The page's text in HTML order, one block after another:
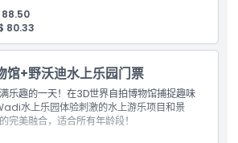
主题区：幻象区、阿拉伯区、埃及区、水世
作世界、幻想区、丛林区和幽默区
的拍照机会，友好的工作人员提供摆姿建
馆享用轻食
园单次入场，畅玩包括冰洞、雪橇、巨型球骑
滑行等无限次活动
次乘坐缆车和山地惊险滑道，体验额外惊喜
季装备：夹克、裤子、一次性袜子、雪地靴和
岁以下儿童配备头盔）
88.50
80.33
馆+野沃迪水上乐园门票
乐趣的一天！在3D世界自拍博物馆捕捉趣味
水上乐园体验刺激的水上游乐项目和景
完美融合，适合所有年龄段！